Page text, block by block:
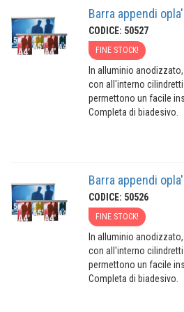
Barra appendi
CODICE: 50527
FINE STOCK!
In alluminio
con all'interno
permettono un facile
Completa di biadesivo.
Barra appendi
CODICE: 50526
FINE STOCK!
In alluminio
con all'interno
permettono un facile
Completa di biadesivo.